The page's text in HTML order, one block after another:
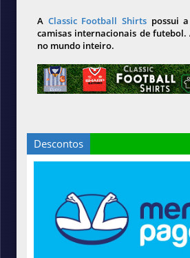
A Classic Football Shirts possui
camisas internacionais de
no mundo inteiro.
Descontos